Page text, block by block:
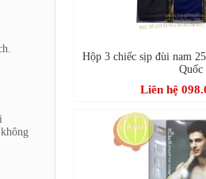
Hộp 3 chiếc sịp đùi nam
Quốc
Liên hệ